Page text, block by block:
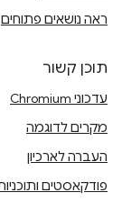
ראה נושאים פתוחים
תוכן קשור
עדכוני Chromium
מקרים לדוגמה
העברה לארכיון
פודקאסטים